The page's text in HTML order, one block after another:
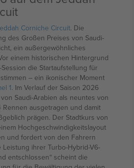
Corniche Circuit. Die
des Großen Preises von Saudi-
ein außergewöhnliches
einem historischen Hintergrund
die Startaufstellung für
– ein ikonischer Moment
1. Im Verlauf der Saison 2026
Saudi-Arabien als neuntes von
ausgetragen und damit
prägen. Der Stadtkurs von
Hochgeschwindigkeitslayout
und fordert von den Fahrern
ihrer Turbo-Hybrid-V6-
entschlossen“ scheint die